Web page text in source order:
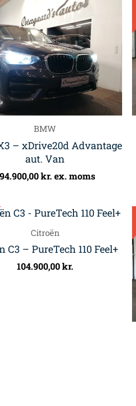
BMW
– xDrive20d Advantage
aut. Van
kr. ex. moms
Citroën
C3 – PureTech 110 Feel+
104.900,00kr.